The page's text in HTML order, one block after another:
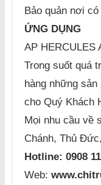
Bảo quản nơi
ỨNG DỤNG
AP HERCULES
Trong suốt quá
hàng những
cho Quý Khách
Mọi nhu cầu về
Chánh, Thủ
Hotline: 0908
Web: